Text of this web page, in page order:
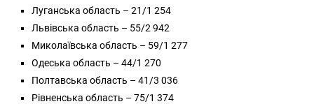
Луганська область – 21/1 254
Львівська область – 55/2 942
Миколаївська область – 59/1 277
Одеська область – 44/1 270
Полтавська область – 41/3 036
Рівненська область – 75/1 374